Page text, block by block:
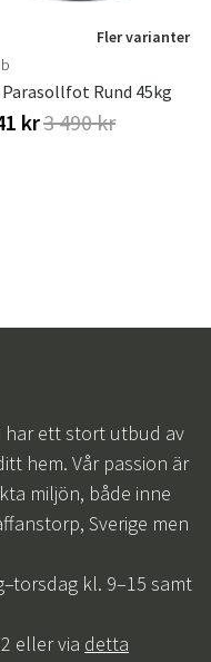
Fler varianter
Rund 45kg
kr3 490 kr
har ett stort utbud av
hem. Vår passion är
miljön, både inne
Sverige men
kl. 9–15 samt
eller via detta